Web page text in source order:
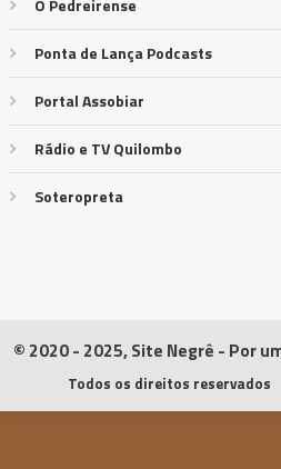
Ponta de Lança Podcasts
Portal Assobiar
Rádio e TV Quilombo
Soteropreta
© 2020 - 2025, Site Negrê - Por
Todos os direitos reservados